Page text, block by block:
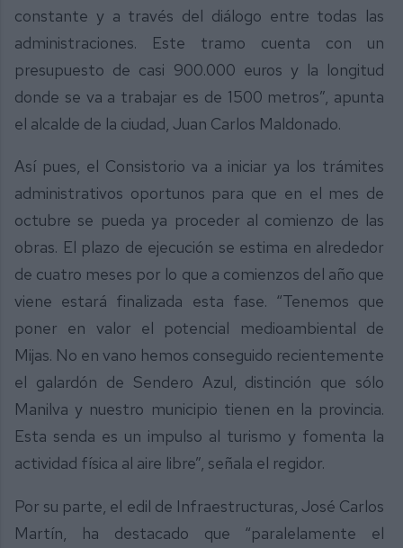
constante y a través del diálogo entre todas las
administraciones. Este tramo cuenta con un
presupuesto de casi 900.000 euros y la longitud
donde se va a trabajar es de 1500 metros”, apunta
el alcalde de la ciudad, Juan Carlos Maldonado.
Así pues, el Consistorio va a iniciar ya los trámites
administrativos oportunos para que en el mes de
octubre se pueda ya proceder al comienzo de las
obras. El plazo de ejecución se estima en alrededor
de cuatro meses por lo que a comienzos del año que
viene estará finalizada esta fase. “Tenemos que
poner en valor el potencial medioambiental de
Mijas. No en vano hemos conseguido recientemente
el galardón de Sendero Azul, distinción que sólo
Manilva y nuestro municipio tienen en la provincia.
Esta senda es un impulso al turismo y fomenta la
actividad física al aire libre”, señala el regidor.
Por su parte, el edil de Infraestructuras, José Carlos
Martín, ha destacado que “paralelamente el